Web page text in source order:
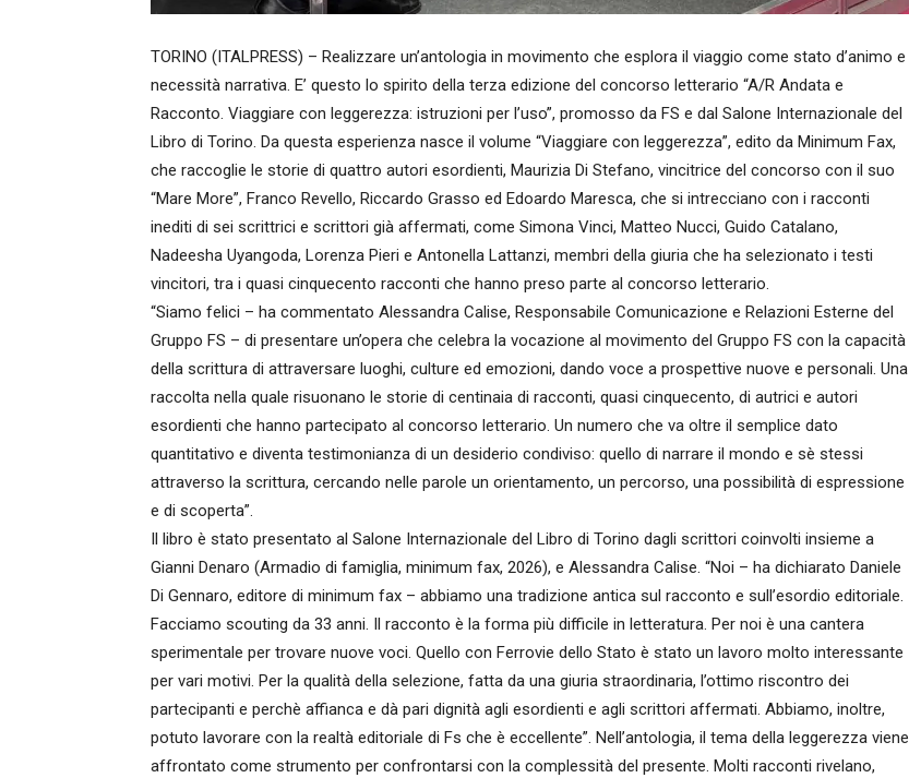
TORINO (ITALPRESS) – Realizzare un’antologia in movimento che esplora il viaggio come stato d’animo e
necessità narrativa. E’ questo lo spirito della terza edizione del concorso letterario “A/R Andata e
Racconto. Viaggiare con leggerezza: istruzioni per l’uso”, promosso da FS e dal Salone Internazionale del
Libro di Torino. Da questa esperienza nasce il volume “Viaggiare con leggerezza”, edito da Minimum Fax,
che raccoglie le storie di quattro autori esordienti, Maurizia Di Stefano, vincitrice del concorso con il suo
“Mare More”, Franco Revello, Riccardo Grasso ed Edoardo Maresca, che si intrecciano con i racconti
inediti di sei scrittrici e scrittori già affermati, come Simona Vinci, Matteo Nucci, Guido Catalano,
Nadeesha Uyangoda, Lorenza Pieri e Antonella Lattanzi, membri della giuria che ha selezionato i testi
vincitori, tra i quasi cinquecento racconti che hanno preso parte al concorso letterario.
“Siamo felici – ha commentato Alessandra Calise, Responsabile Comunicazione e Relazioni Esterne del
Gruppo FS – di presentare un’opera che celebra la vocazione al movimento del Gruppo FS con la capacità
della scrittura di attraversare luoghi, culture ed emozioni, dando voce a prospettive nuove e personali. Una
raccolta nella quale risuonano le storie di centinaia di racconti, quasi cinquecento, di autrici e autori
esordienti che hanno partecipato al concorso letterario. Un numero che va oltre il semplice dato
quantitativo e diventa testimonianza di un desiderio condiviso: quello di narrare il mondo e sè stessi
attraverso la scrittura, cercando nelle parole un orientamento, un percorso, una possibilità di espressione
e di scoperta”.
Il libro è stato presentato al Salone Internazionale del Libro di Torino dagli scrittori coinvolti insieme a
Gianni Denaro (Armadio di famiglia, minimum fax, 2026), e Alessandra Calise. “Noi – ha dichiarato Daniele
Di Gennaro, editore di minimum fax – abbiamo una tradizione antica sul racconto e sull’esordio editoriale.
Facciamo scouting da 33 anni. Il racconto è la forma più difficile in letteratura. Per noi è una cantera
sperimentale per trovare nuove voci. Quello con Ferrovie dello Stato è stato un lavoro molto interessante
per vari motivi. Per la qualità della selezione, fatta da una giuria straordinaria, l’ottimo riscontro dei
partecipanti e perchè affianca e dà pari dignità agli esordienti e agli scrittori affermati. Abbiamo, inoltre,
potuto lavorare con la realtà editoriale di Fs che è eccellente”. Nell’antologia, il tema della leggerezza viene
affrontato come strumento per confrontarsi con la complessità del presente. Molti racconti rivelano,